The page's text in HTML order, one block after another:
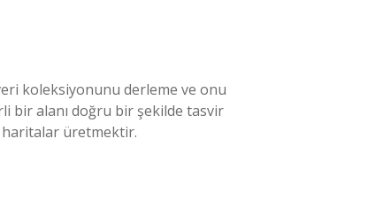
koleksiyonunu derleme ve onu
bir alanı doğru bir şekilde tasvir
haritalar üretmektir.